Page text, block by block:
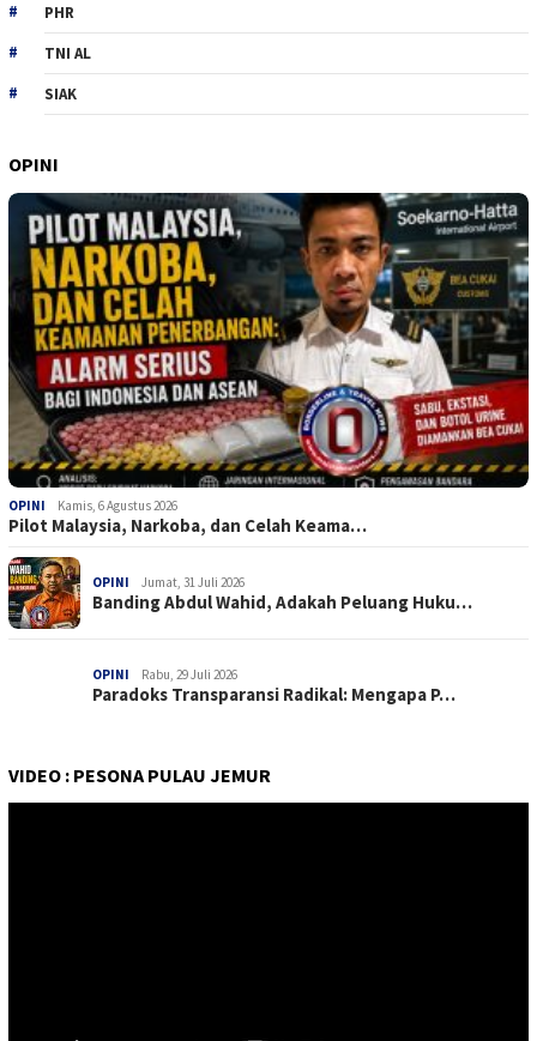
PHR
TNI AL
SIAK
OPINI
OPINI Kamis, 6 Agustus 2026
Pilot Malaysia, Narkoba, dan Celah Keama…
OPINI Jumat, 31 Juli 2026
Banding Abdul Wahid, Adakah Peluang Huku…
OPINI Rabu, 29 Juli 2026
Paradoks Transparansi Radikal: Mengapa P…
VIDEO : PESONA PULAU JEMUR